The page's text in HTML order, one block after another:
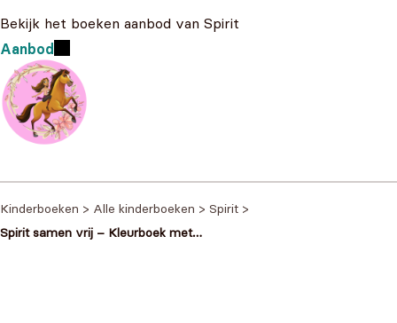
Bekijk het boeken aanbod van Spirit
Aanbod
Kinderboeken > Alle kinderboeken > Spirit >
Spirit samen vrij – Kleurboek met